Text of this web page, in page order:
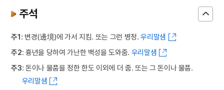
주석
주1: 변경(邊境)에 가서 지킴. 또는 그런 병정.우리말샘
주2: 흉년을 당하여 가난한 백성을 도와줌. 우리말샘
주3: 돈이나 물품을 정한 한도 이외에 더 줌. 또는 그 돈이나 물품.
우리말샘